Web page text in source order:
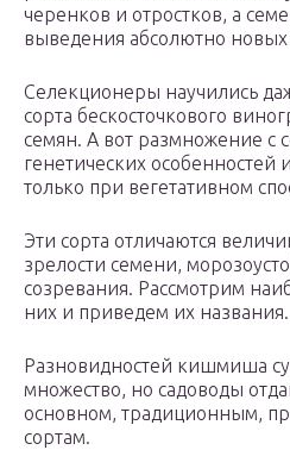
черенков и отростков, а
выведения абсолютно новых
Селекционеры научились
сорта бескосточкового
семян. А вот размножение с
генетических особенностей
только при вегетативном
Эти сорта отличаются
зрелости семени,
созревания. Рассмотрим
них и приведем их названия.
Разновидностей кишмиша
множество, но садоводы
основном, традиционным,
сортам.